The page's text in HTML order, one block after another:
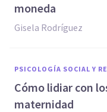
moneda
Gisela Rodríguez
PSICOLOGÍA SOCIAL Y
Cómo lidiar con
maternidad